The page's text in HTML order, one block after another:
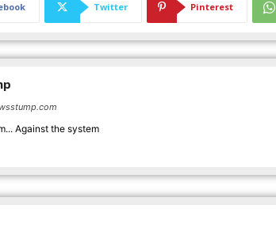
Twitter Pinterest
Against the system